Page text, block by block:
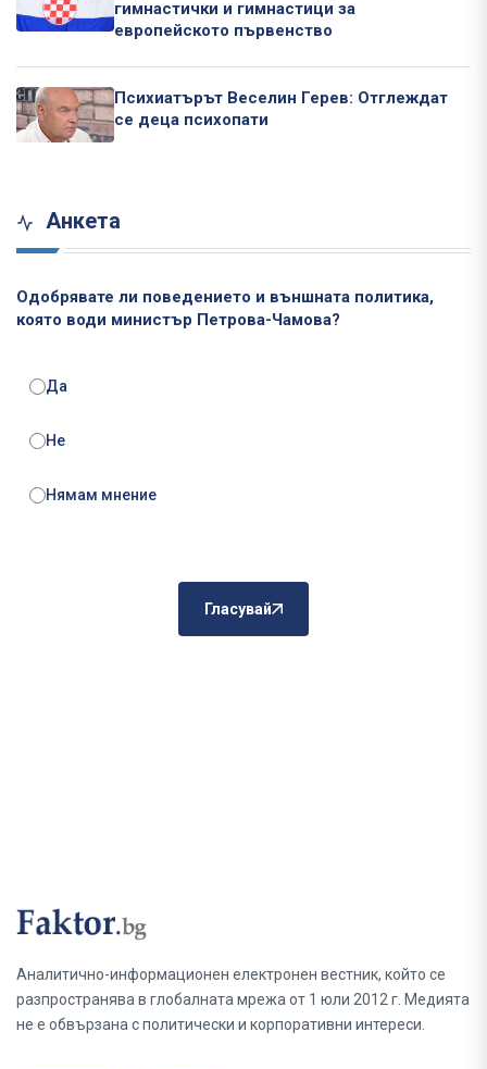
гимнастички и гимнастици за
европейското първенство
Психиатърът Веселин Герев: Отглеждат
се деца психопати
Анкета
Одобрявате ли поведението и външната политика,
която води министър Петрова-Чамова?
Да
Не
Нямам мнение
Гласувай
Аналитично-информационен електронен вестник, който се
разпространява в глобалната мрежа от 1 юли 2012 г. Медията
не е обвързана с политически и корпоративни интереси.